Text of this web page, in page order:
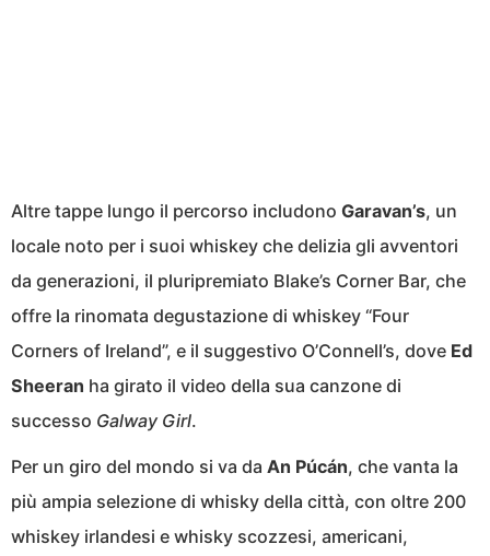
Altre tappe lungo il percorso includono Garavan’s, un
locale noto per i suoi whiskey che delizia gli avventori
da generazioni, il pluripremiato Blake’s Corner Bar, che
offre la rinomata degustazione di whiskey “Four
Corners of Ireland”, e il suggestivo O’Connell’s, dove Ed
Sheeran ha girato il video della sua canzone di
successo Galway Girl.
Per un giro del mondo si va da An Púcán, che vanta la
più ampia selezione di whisky della città, con oltre 200
whiskey irlandesi e whisky scozzesi, americani,